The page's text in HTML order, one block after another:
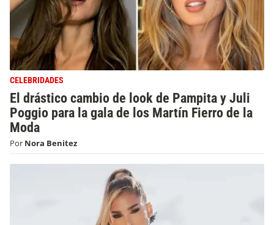
CELEBRIDADES
El drástico cambio de look de Pampita y Juli
Poggio para la gala de los Martín Fierro de la
Moda
Por Nora Benitez